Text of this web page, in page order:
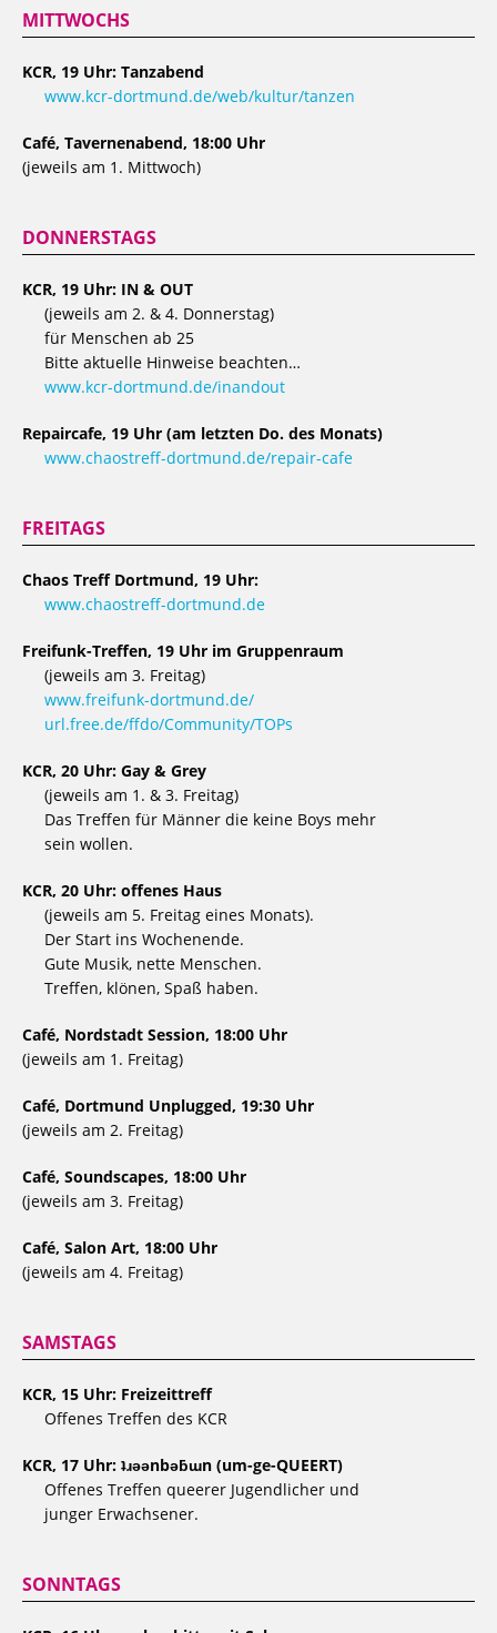
MITTWOCHS
KCR, 19 Uhr: Tanzabend
www.kcr-dortmund.de/web/kultur/tanzen
Café, Tavernenabend, 18:00 Uhr
(jeweils am 1. Mittwoch)
DONNERSTAGS
KCR, 19 Uhr: IN & OUT
(jeweils am 2. & 4. Donnerstag)
für Menschen ab 25
Bitte aktuelle Hinweise beachten…
www.kcr-dortmund.de/inandout
Repaircafe, 19 Uhr (am letzten Do. des Monats)
www.chaostreff-dortmund.de/repair-cafe
FREITAGS
Chaos Treff Dortmund, 19 Uhr:
www.chaostreff-dortmund.de
Freifunk-Treffen, 19 Uhr im Gruppenraum
(jeweils am 3. Freitag)
www.freifunk-dortmund.de/
url.free.de/ffdo/Community/TOPs
KCR, 20 Uhr: Gay & Grey
(jeweils am 1. & 3. Freitag)
Das Treffen für Männer die keine Boys mehr
sein wollen.
KCR, 20 Uhr: offenes Haus
(jeweils am 5. Freitag eines Monats).
Der Start ins Wochenende.
Gute Musik, nette Menschen.
Treffen, klönen, Spaß haben.
Café, Nordstadt Session, 18:00 Uhr
(jeweils am 1. Freitag)
Café, Dortmund Unplugged, 19:30 Uhr
(jeweils am 2. Freitag)
Café, Soundscapes, 18:00 Uhr
(jeweils am 3. Freitag)
Café, Salon Art, 18:00 Uhr
(jeweils am 4. Freitag)
SAMSTAGS
KCR, 15 Uhr: Freizeittreff
Offenes Treffen des KCR
KCR, 17 Uhr: ʇɹǝǝnbǝƃɯn (um-ge-QUEERT)
Offenes Treffen queerer Jugendlicher und
junger Erwachsener.
SONNTAGS